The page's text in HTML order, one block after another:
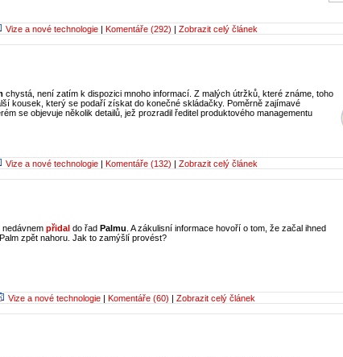
Vize a nové technologie| Komentáře (292) | Zobrazit celý článek
chystá, není zatím k dispozici mnoho informací. Z malých útržků, které známe, toho
kousek, který se podaří získat do konečné skládačky. Poměrně zajímavé
se objevuje několik detailů, jež prozradil ředitel produktového managementu
Vize a nové technologie| Komentáře (132) | Zobrazit celý článek
nedávnem přidaldo řad Palmu . A zákulisní informace hovoří o tom, že začal ihned
zpět nahoru. Jak to zamýšlí provést?
Vize a nové technologie| Komentáře (60) | Zobrazit celý článek